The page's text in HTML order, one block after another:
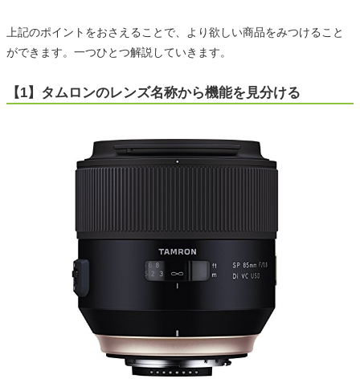
上記のポイントをおさえることで、より欲しい商品をみつけること
ができます。一つひとつ解説していきます。
【1】タムロンのレンズ名称から機能を見分ける